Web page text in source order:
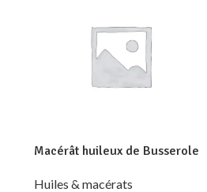
Macérât huileux de Busserole
Huiles & macérats